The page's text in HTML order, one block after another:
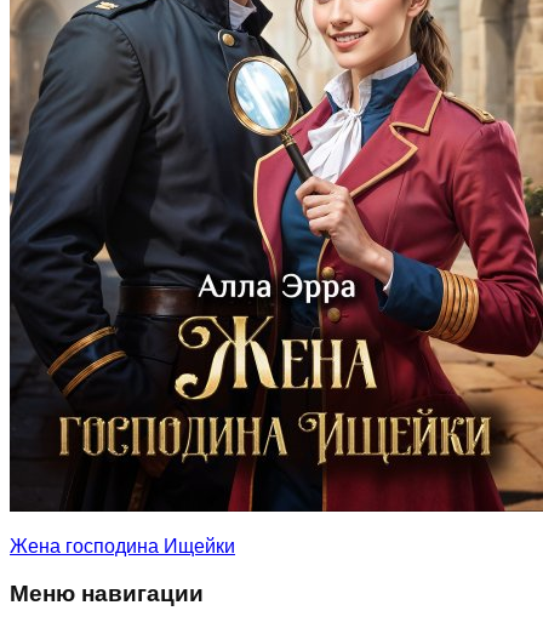
Жена господина Ищейки
Меню навигации